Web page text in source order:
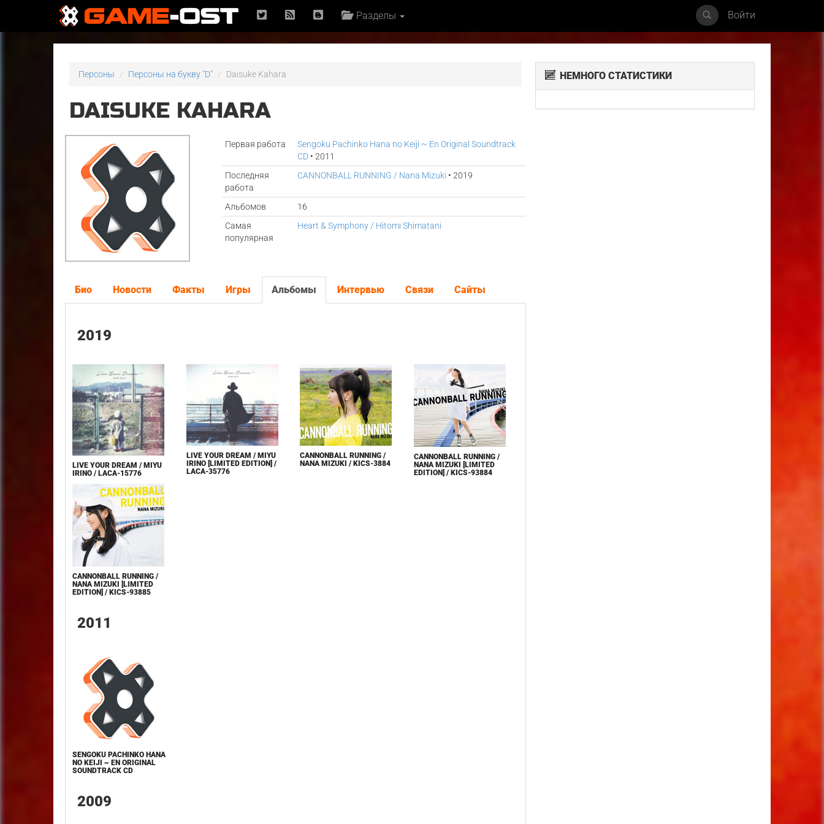
Разделы Войти
Персоны Персоны на букву "D" Daisuke Kahara
DAISUKE KAHARA
Первая работа
Sengoku Pachinko Hana no Keiji ~ En Original Soundtrack
CD• 2011
Последняя
работа
CANNONBALL RUNNING / Nana Mizuki • 2019
Альбомов
16
Самая
популярная
Heart & Symphony / Hitomi Shimatani
Био Новости Факты Игры Альбомы Интервью Связи Сайты
2019
LIVE YOUR DREAM / MIYU
IRINO / LACA-15776
LIVE YOUR DREAM / MIYU
IRINO [LIMITED EDITION] /
LACA-35776
CANNONBALL RUNNING /
NANA MIZUKI / KICS-3884
CANNONBALL RUNNING /
NANA MIZUKI [LIMITED
EDITION] / KICS-93884
CANNONBALL RUNNING /
NANA MIZUKI [LIMITED
EDITION] / KICS-93885
2011
SENGOKU PACHINKO HANA
NO KEIJI ~ EN ORIGINAL
SOUNDTRACK CD
2009
НЕМНОГО СТАТИСТИКИ